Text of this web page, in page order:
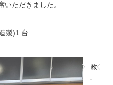
ただきました。
製)1 台
前
次